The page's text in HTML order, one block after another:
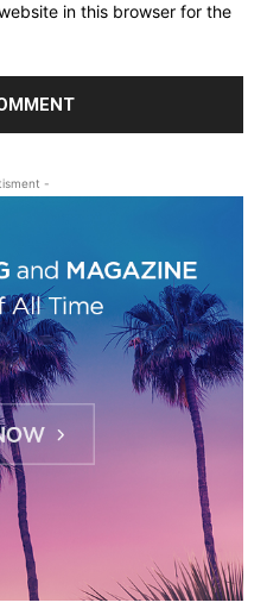
in this browser for the
-